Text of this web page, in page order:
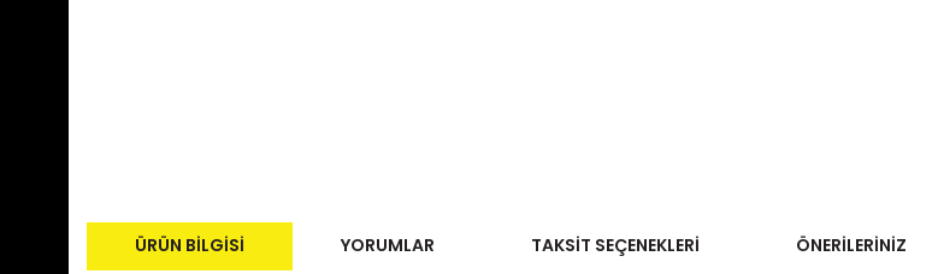
ÜRÜN BILGISI YORUMLAR TAKSIT SEÇENEKLERI ÖNERILERINIZ